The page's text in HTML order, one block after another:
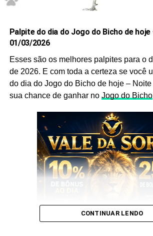
Prepare caneta e papel e Anote cada
de ganhar no jogo do bicho no dia 06
2026.
Após anotar as nossas dicas e os
bicho, anote também aspuxadas do
são indispensáveis, pois as utilizamos
ainda mais a sua chance de acertar o
no poste.
Palpite do dia do Jogo
de hoje – Noite – 06/
Sem mais delongas esses são os
Palpite do dia do Jogo do Bicho de
01/03/2026
Esses são os melhores palpites para o
de 2026. E com toda a certeza se você
do dia do Jogo do Bicho de hoje –
sua chance de ganhar no Jogo do Bicho
CONTINUAR LENDO